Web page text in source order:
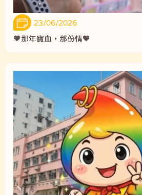
23/06/2026
🧡那年寶血，那份情🧡